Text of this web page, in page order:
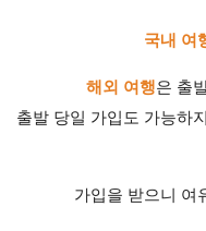
국내 여
해외 여행은 출
출발 당일 가입도 가능하
가입을 받으니 여